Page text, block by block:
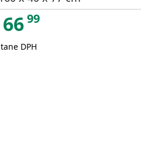
6699
DPH